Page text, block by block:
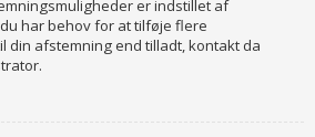
er indstillet af
har behov for at tilføje flere
din afstemning end tilladt, kontakt da